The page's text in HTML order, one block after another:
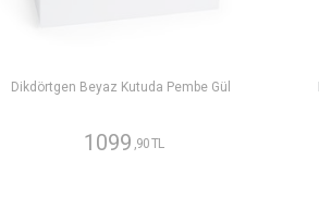
Dikdörtgen Beyaz Kutuda Pembe Gül
1099 ,90 TL